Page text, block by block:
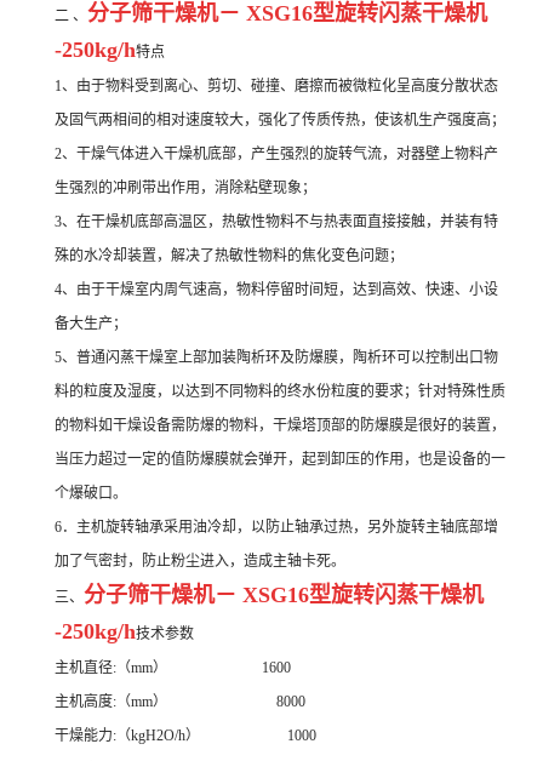
二 、 分子筛干燥机－ XSG16型旋转闪蒸干燥机
-250kg/h特点
1、由于物料受到离心、剪切、碰撞、磨擦而被微粒化呈高度分散状态
及固气两相间的相对速度较大，强化了传质传热，使该机生产强度高；
2、干燥气体进入干燥机底部，产生强烈的旋转气流，对器壁上物料产
生强烈的冲刷带出作用，消除粘壁现象；
3、在干燥机底部高温区，热敏性物料不与热表面直接接触，并装有特
殊的水冷却装置，解决了热敏性物料的焦化变色问题；
4、由于干燥室内周气速高，物料停留时间短，达到高效、快速、小设
备大生产；
5、普通闪蒸干燥室上部加装陶析环及防爆膜，陶析环可以控制出口物
料的粒度及湿度，以达到不同物料的终水份粒度的要求；针对特殊性质
的物料如干燥设备需防爆的物料，干燥塔顶部的防爆膜是很好的装置，
当压力超过一定的值防爆膜就会弹开，起到卸压的作用，也是设备的一
个爆破口。
6．主机旋转轴承采用油冷却，以防止轴承过热，另外旋转主轴底部增
加了气密封，防止粉尘进入，造成主轴卡死。
三、 分子筛干燥机－ XSG16型旋转闪蒸干燥机
-250kg/h技术参数
主机直径:（mm） 1600
主机高度:（mm） 8000
干燥能力:（kgH2O/h） 1000